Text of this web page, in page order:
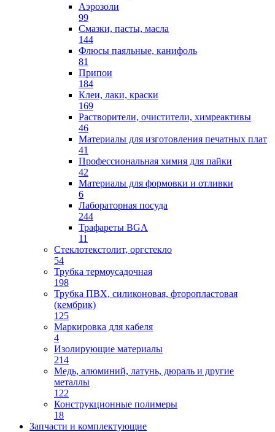
Аэрозоли
99
Смазки, пасты, масла
144
Флюсы паяльные, канифоль
81
Припои
184
Клеи, лаки, краски
169
Растворители, очистители, химреактивы
46
Материалы для изготовления печатных плат
41
Профессиональная химия для пайки
42
Материалы для формовки и отливки
6
Лабораторная посуда
244
Трафареты BGA
11
Стеклотекстолит, оргстекло
54
Трубка термоусадочная
198
Трубка ПВХ, силиконовая, фторопластовая
(кембрик)
125
Маркировка для кабеля
4
Изолирующие материалы
214
Медь, алюминий, латунь, дюраль и другие
металлы
122
Конструкционные полимеры
18
Запчасти и комплектующие